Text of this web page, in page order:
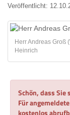
Veröffentlicht:
Herr Andreas Groß
Heinrich
Schön, dass
Für
kostenlos